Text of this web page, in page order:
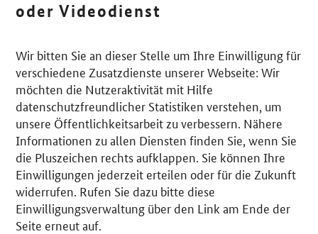
oder Videodienst
Wir bitten Sie an dieser Stelle um Ihre Einwilligung für
verschiedene Zusatzdienste unserer Webseite: Wir
möchten die Nutzeraktivität mit Hilfe
datenschutzfreundlicher Statistiken verstehen, um
unsere Öffentlichkeitsarbeit zu verbessern. Nähere
Informationen zu allen Diensten finden Sie, wenn Sie
die Pluszeichen rechts aufklappen. Sie können Ihre
Einwilligungen jederzeit erteilen oder für die Zukunft
widerrufen. Rufen Sie dazu bitte diese
Einwilligungsverwaltung über den Link am Ende der
Seite erneut auf.